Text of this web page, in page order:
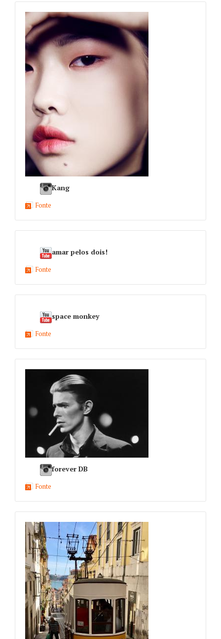
Kang
Fonte
amar pelos dois!
Fonte
space monkey
Fonte
forever DB
Fonte